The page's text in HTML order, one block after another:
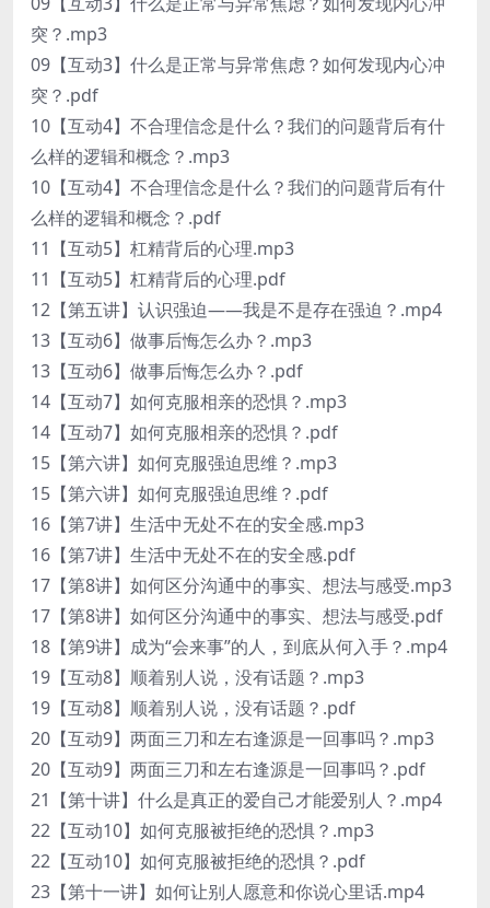
突？.mp3
09【互动3】什么是正常与异常焦虑？如何发现内心冲
突？.pdf
10【互动4】不合理信念是什么？我们的问题背后有什
么样的逻辑和概念？.mp3
10【互动4】不合理信念是什么？我们的问题背后有什
么样的逻辑和概念？.pdf
11【互动5】杠精背后的心理.mp3
11【互动5】杠精背后的心理.pdf
12【第五讲】认识强迫——我是不是存在强迫？.mp4
13【互动6】做事后悔怎么办？.mp3
13【互动6】做事后悔怎么办？.pdf
14【互动7】如何克服相亲的恐惧？.mp3
14【互动7】如何克服相亲的恐惧？.pdf
15【第六讲】如何克服强迫思维？.mp3
15【第六讲】如何克服强迫思维？.pdf
16【第7讲】生活中无处不在的安全感.mp3
16【第7讲】生活中无处不在的安全感.pdf
17【第8讲】如何区分沟通中的事实、想法与感受.mp3
17【第8讲】如何区分沟通中的事实、想法与感受.pdf
18【第9讲】成为“会来事”的人，到底从何入手？.mp4
19【互动8】顺着别人说，没有话题？.mp3
19【互动8】顺着别人说，没有话题？.pdf
20【互动9】两面三刀和左右逢源是一回事吗？.mp3
20【互动9】两面三刀和左右逢源是一回事吗？.pdf
21【第十讲】什么是真正的爱自己才能爱别人？.mp4
22【互动10】如何克服被拒绝的恐惧？.mp3
22【互动10】如何克服被拒绝的恐惧？.pdf
23【第十一讲】如何让别人愿意和你说心里话.mp4